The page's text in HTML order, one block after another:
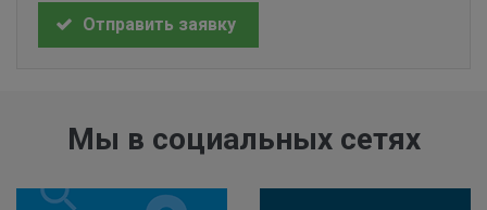
Отправить заявку
Мы в социальных сетях